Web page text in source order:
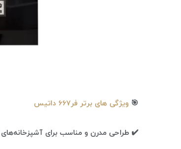
🎯 ویژگی های برتر فر667 داتیس
✔️ طراحی مدرن و مناسب برای آشپزخانه‌های